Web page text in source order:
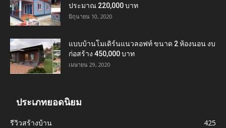
ประมาณ 220,000 บาท
มิถุนายน 10, 2020
แบบบ้านโมเดิร์นแนวลอฟท์ ขนาด 2 ห้องนอน งบ
ก่อสร้าง 450,000 บาท
เมษายน 29, 2020
ประเภทยอดนิยม
รีวิวสร้างบ้าน
425